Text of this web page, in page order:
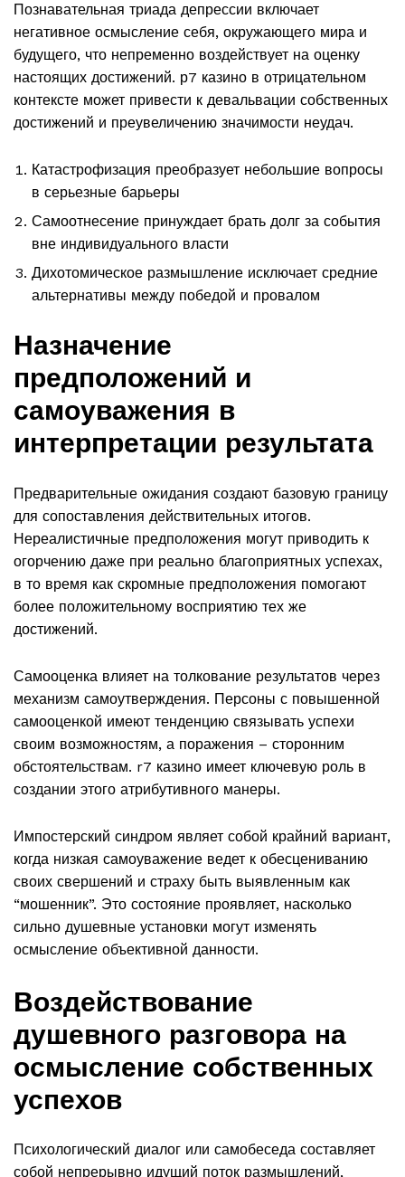
Познавательная триада депрессии включает
негативное осмысление себя, окружающего мира и
будущего, что непременно воздействует на оценку
настоящих достижений. р7 казино в отрицательном
контексте может привести к девальвации собственных
достижений и преувеличению значимости неудач.
Катастрофизация преобразует небольшие вопросы
в серьезные барьеры
Самоотнесение принуждает брать долг за события
вне индивидуального власти
Дихотомическое размышление исключает средние
альтернативы между победой и провалом
Назначение
предположений и
самоуважения в
интерпретации результата
Предварительные ожидания создают базовую границу
для сопоставления действительных итогов.
Нереалистичные предположения могут приводить к
огорчению даже при реально благоприятных успехах,
в то время как скромные предположения помогают
более положительному восприятию тех же
достижений.
Самооценка влияет на толкование результатов через
механизм самоутверждения. Персоны с повышенной
самооценкой имеют тенденцию связывать успехи
своим возможностям, а поражения – сторонним
обстоятельствам. r7 казино имеет ключевую роль в
создании этого атрибутивного манеры.
Импостерский синдром являет собой крайний вариант,
когда низкая самоуважение ведет к обесцениванию
своих свершений и страху быть выявленным как
“мошенник”. Это состояние проявляет, насколько
сильно душевные установки могут изменять
осмысление объективной данности.
Воздействование
душевного разговора на
осмысление собственных
успехов
Психологический диалог или самобеседа составляет
собой непрерывно идущий поток размышлений,